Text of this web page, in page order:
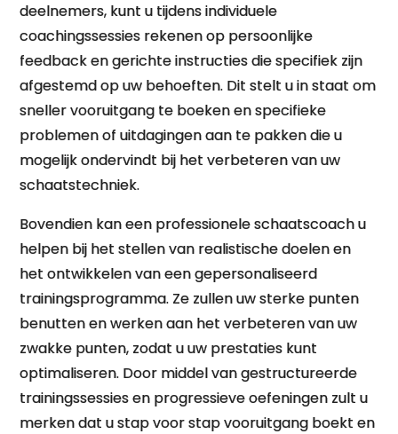
deelnemers, kunt u tijdens individuele
coachingssessies rekenen op persoonlijke
feedback en gerichte instructies die specifiek zijn
afgestemd op uw behoeften. Dit stelt u in staat om
sneller vooruitgang te boeken en specifieke
problemen of uitdagingen aan te pakken die u
mogelijk ondervindt bij het verbeteren van uw
schaatstechniek.
Bovendien kan een professionele schaatscoach u
helpen bij het stellen van realistische doelen en
het ontwikkelen van een gepersonaliseerd
trainingsprogramma. Ze zullen uw sterke punten
benutten en werken aan het verbeteren van uw
zwakke punten, zodat u uw prestaties kunt
optimaliseren. Door middel van gestructureerde
trainingssessies en progressieve oefeningen zult u
merken dat u stap voor stap vooruitgang boekt en